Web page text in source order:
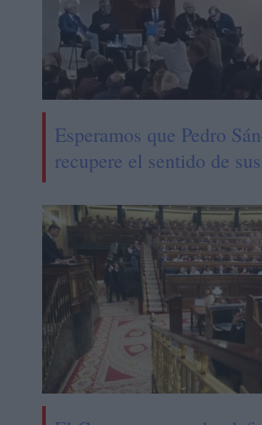
Esperamos que Pedro
recupere el sentido de